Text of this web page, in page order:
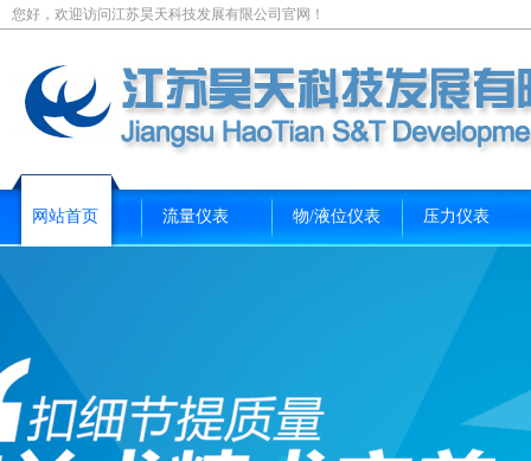
您好，欢迎访问江苏昊天科技发展有限公司官网！
网站首页 流量仪表 物/液位仪表 压力仪表